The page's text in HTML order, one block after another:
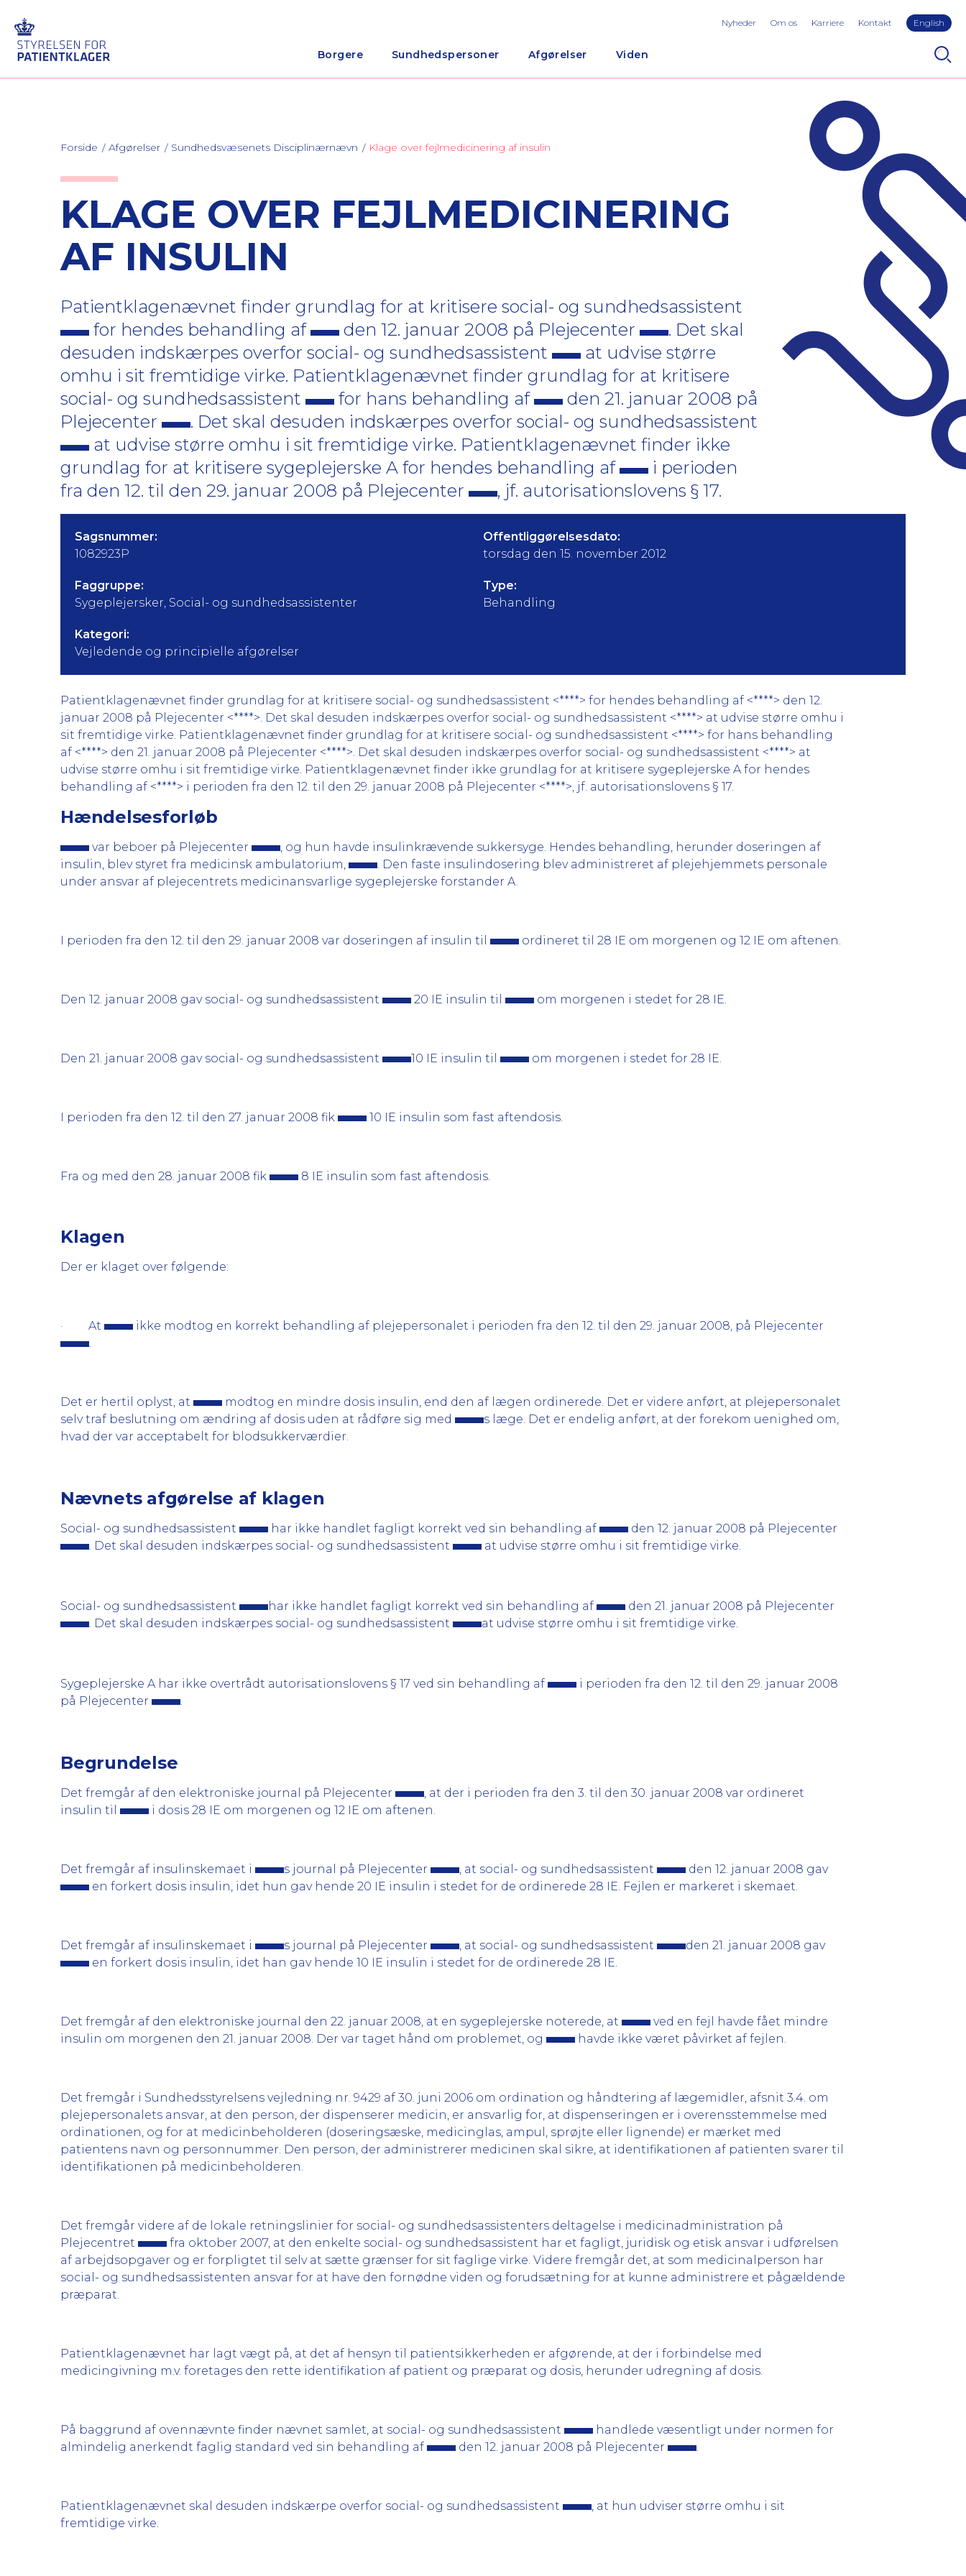
Borgere Sundhedspersoner Afgørelser Viden
Nyheder Om os Karriere Kontakt English
Forside Afgørelser Sundhedsvæsenets Disciplinærnævn Klage over fejlmedicinering af insulin
KLAGE OVER FEJLMEDICINERING
AF INSULIN
Patientklagenævnet finder grundlag for at kritisere social- og sundhedsassistent
for hendes behandling af
den 12. januar 2008 på Plejecenter
. Det skal
desuden indskærpes overfor social- og sundhedsassistent
at udvise større
omhu i sit fremtidige virke. Patientklagenævnet finder grundlag for at kritisere
social- og sundhedsassistent
for hans behandling af
den 21. januar 2008 på
Plejecenter
. Det skal desuden indskærpes overfor social- og sundhedsassistent
at udvise større omhu i sit fremtidige virke. Patientklagenævnet finder ikke
grundlag for at kritisere sygeplejerske A for hendes behandling af
i perioden
fra den 12. til den 29. januar 2008 på Plejecenter
, jf. autorisationslovens § 17.
Sagsnummer:
1082923P
Offentliggørelsesdato:
torsdag den 15. november 2012
Faggruppe:
Sygeplejersker, Social- og sundhedsassistenter
Type:
Behandling
Kategori:
Vejledende og principielle afgørelser
Patientklagenævnet finder grundlag for at kritisere social- og sundhedsassistent <****> for hendes behandling af <****> den 12.
januar 2008 på Plejecenter <****>. Det skal desuden indskærpes overfor social- og sundhedsassistent <****> at udvise større omhu i
sit fremtidige virke. Patientklagenævnet finder grundlag for at kritisere social- og sundhedsassistent <****> for hans behandling
af <****> den 21. januar 2008 på Plejecenter <****>. Det skal desuden indskærpes overfor social- og sundhedsassistent <****> at
udvise større omhu i sit fremtidige virke. Patientklagenævnet finder ikke grundlag for at kritisere sygeplejerske A for hendes
behandling af <****> i perioden fra den 12. til den 29. januar 2008 på Plejecenter <****>, jf. autorisationslovens § 17.
Hændelsesforløb
var beboer på Plejecenter
, og hun havde insulinkrævende sukkersyge. Hendes behandling, herunder dose­rin­gen af
insulin, blev styret fra medicinsk ambulatorium,
. Den faste insulindosering blev administreret af plejehjemmets personale
under ansvar af plejecentrets medicinansvarlige sygeplejerske for­stan­der A.
I perioden fra den 12. til den 29. januar 2008 var doseringen af insulin til ordineret til 28 IE om morgenen og 12 IE om aftenen.
Den 12. januar 2008 gav social- og sundhedsassistent 20 IE insulin til om morgenen i stedet for 28 IE.
Den 21. januar 2008 gav social- og sundhedsassistent 10 IE insulin til om morgenen i stedet for 28 IE.
I perioden fra den 12. til den 27. januar 2008 fik 10 IE insulin som fast aftendosis.
Fra og med den 28. januar 2008 fik 8 IE insulin som fast aftendosis.
Klagen
Der er klaget over følgende:
· At
ikke modtog en korrekt behandling af plejepersonalet i perioden fra den 12. til den 29. januar 2008, på Plejecenter
.
Det er hertil oplyst, at
modtog en mindre dosis insulin, end den af lægen ordinerede. Det er videre anført, at plejepersonalet
selv traf beslutning om ændring af dosis uden at rådføre sig med
s læge. Det er endelig anført, at der forekom uenighed om,
hvad der var acceptabelt for blodsukkerværdier.
Nævnets afgørelse af klagen
Social- og sundhedsassistent har ikke handlet fagligt korrekt ved sin behandling af
den 12. januar 2008 på Plejecenter
. Det skal desuden indskærpes social- og sundhedsassistent
at udvise større omhu i sit fremtidige virke.
Social- og sundhedsassistent har ikke handlet fagligt korrekt ved sin behandling af
den 21. januar 2008 på Plejecenter
. Det skal desuden indskærpes social- og sundhedsassistent
at udvise større omhu i sit fremtidige virke.
Sygeplejerske A har ikke overtrådt autorisationslovens § 17 ved sin behandling af
i perioden fra den 12. til den 29. januar 2008
på Plejecenter
.
Begrundelse
Det fremgår af den elektroniske journal på Plejecenter
, at der i perioden fra den 3. til den 30. januar 2008 var ordineret
insulin til
i dosis 28 IE om morgenen og 12 IE om aftenen.
Det fremgår af insulinskemaet i s journal på Plejecenter , at social- og sundhedsassistent
den 12. januar 2008 gav
en forkert dosis insulin, idet hun gav hende 20 IE insulin i stedet for de ordinerede 28 IE. Fejlen er markeret i skemaet.
Det fremgår af insulinskemaet i s journal på Plejecenter , at social- og sundhedsassistent
den 21. januar 2008 gav
en forkert dosis insulin, idet han gav hende 10 IE insulin i stedet for de ordinerede 28 IE.
Det fremgår af den elektroniske journal den 22. januar 2008, at en sygeplejerske noterede, at
ved en fejl havde fået mindre
insulin om morgenen den 21. januar 2008. Der var taget hånd om problemet, og
havde ikke været påvirket af fejlen.
Det fremgår i Sundhedsstyrelsens vejledning nr. 9429 af 30. juni 2006 om ordination og håndtering af lægemidler, afsnit 3.4. om
plejepersonalets ansvar, at den person, der dispenserer medicin, er ansvarlig for, at dispenseringen er i overensstemmelse med
ordinationen, og for at medicinbeholderen (doseringsæske, medicinglas, ampul, sprøjte eller lignende) er mærket med
patientens navn og personnummer. Den person, der administrerer medicinen skal sikre, at identifikationen af patienten svarer til
identifikationen på medicinbeholderen.
Det fremgår videre af de lokale retningslinier for social- og sundhedsassistenters deltagelse i medicinadministration på
Plejecentret
fra oktober 2007, at den enkelte social- og sundhedsassistent har et fagligt, juridisk og etisk ansvar i udførelsen
af arbejdsopgaver og er forpligtet til selv at sætte grænser for sit faglige virke. Videre fremgår det, at som medicinalperson har
social- og sundhedsassistenten ansvar for at have den fornødne viden og forudsætning for at kunne administrere et pågældende
præparat.
Patientklagenævnet har lagt vægt på, at det af hensyn til patientsikker­heden er afgørende, at der i forbindelse med
medicingivning m.v. foretages den rette identifikation af patient og præparat og dosis, herunder udregning af dosis.
På baggrund af ovennævnte finder nævnet samlet, at social- og sundhedsassistent
handlede væsentligt under normen for
almindelig anerkendt faglig standard ved sin behandling af
den 12. januar 2008 på Plejecenter .
Patientklagenævnet skal desuden indskærpe overfor social- og sundhedsassistent
, at hun udviser større omhu i sit
fremtidige virke.